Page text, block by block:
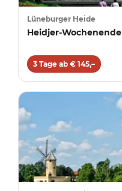
Lüneburger Heide
Heidjer-Wochenende
3 Tage ab € 145,–